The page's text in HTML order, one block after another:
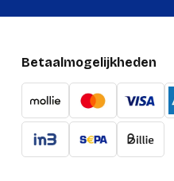
Betaalmogelijkheden